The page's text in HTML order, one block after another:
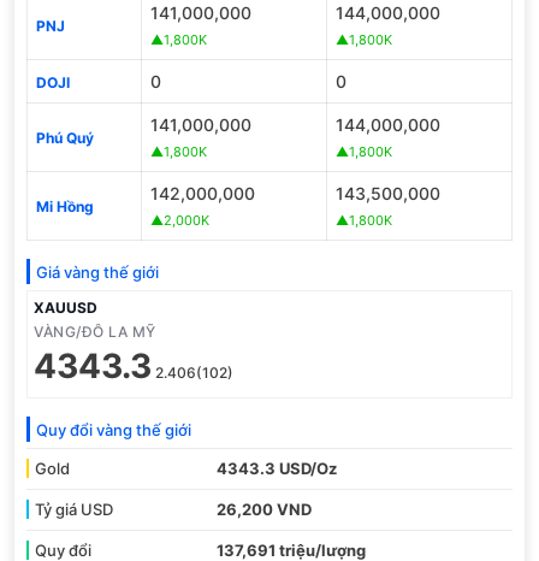
PNJ
141,000,000
▲1,800K
144,000,000
▲1,800K
DOJI 0 0
Phú Quý
141,000,000
▲1,800K
144,000,000
▲1,800K
Mi Hồng
142,000,000
▲2,000K
143,500,000
▲1,800K
Giá vàng thế giới
XAUUSD
VÀNG/ĐÔ LA MỸ
4343.3 2.406(102)
Quy đổi vàng thế giới
Gold
4343.3 USD/Oz
Tỷ giá USD 26,200 VND
Quy đổi 137,691 triệu/lượng